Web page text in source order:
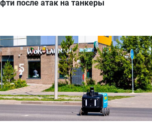
после атак на танкеры